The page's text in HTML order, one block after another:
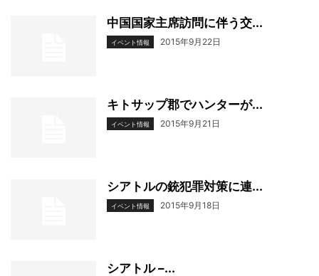
中国国家主席訪問に伴う交...
イベント情報 2015年9月22日
キトサップ郡でハンターが...
イベント情報 2015年9月21日
シアトルの銃犯罪対策に連...
イベント情報 2015年9月18日
シアトル –...